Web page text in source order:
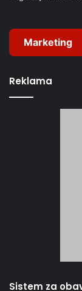
Marketing
Reklama
Sistem za